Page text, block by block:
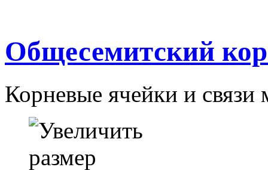
Общесемитский
Корневые ячейки и